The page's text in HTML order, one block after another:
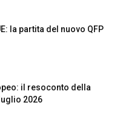
la partita del nuovo QFP
il resoconto della
2026